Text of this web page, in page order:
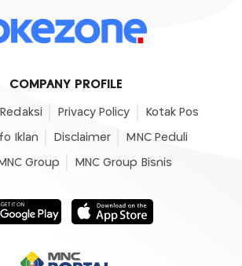
COMPANY PROFILE
Redaksi Privacy Policy Kotak Pos
Iklan Disclaimer MNC Peduli
Group MNC Group Bisnis